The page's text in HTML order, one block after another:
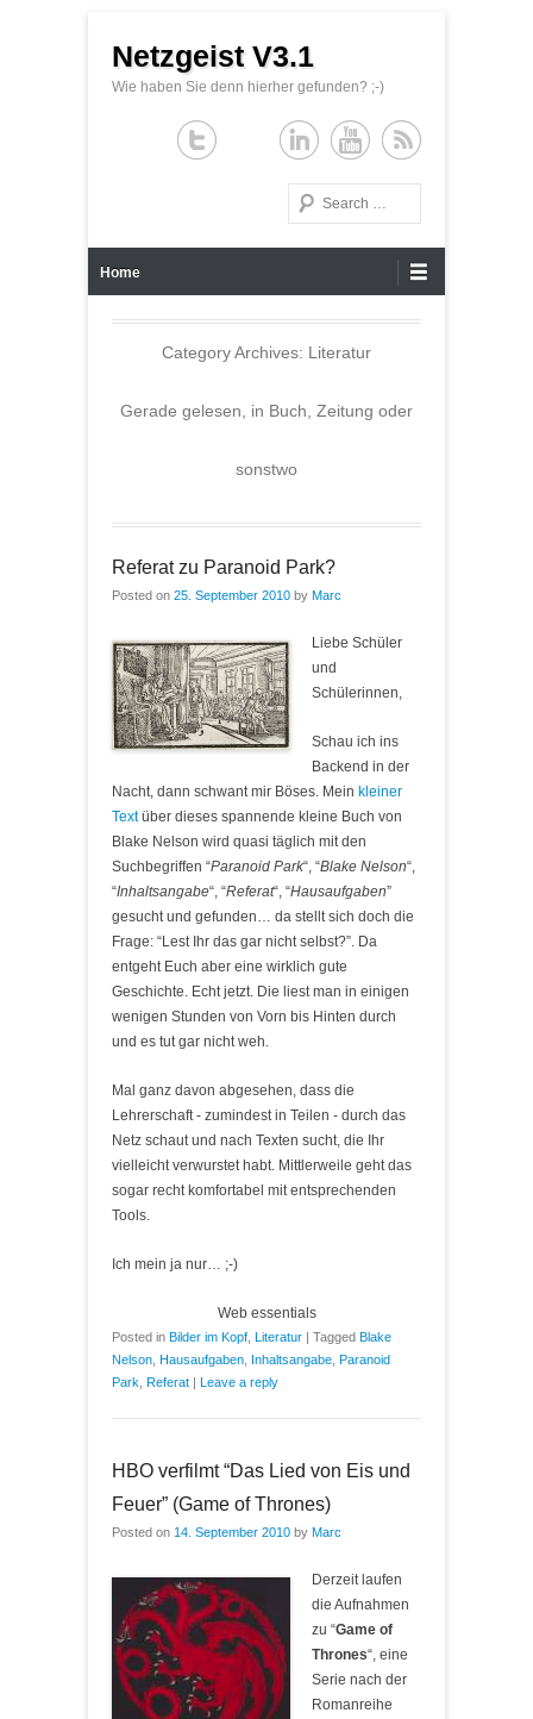
Netzgeist V3.1
Wie haben Sie denn hierher gefunden? ;-)
Search
Home
Category Archives: Literatur
Gerade gelesen, in Buch, Zeitung oder
sonstwo
Referat zu Paranoid Park?
Posted on 25. September 2010 by Marc
Liebe Schüler
und
Schülerinnen,
Schau ich ins
Backend in der
Nacht, dann schwant mir Böses. Mein kleiner
Textüber dieses spannende kleine Buch von
Blake Nelson wird quasi täglich mit den
Suchbegriffen “Paranoid Park“, “Blake Nelson“,
“Inhaltsangabe“, “Referat“, “Hausaufgaben”
gesucht und gefunden… da stellt sich doch die
Frage: “Lest Ihr das gar nicht selbst?”. Da
entgeht Euch aber eine wirklich gute
Geschichte. Echt jetzt. Die liest man in einigen
wenigen Stunden von Vorn bis Hinten durch
und es tut gar nicht weh.
Mal ganz davon abgesehen, dass die
Lehrerschaft - zumindest in Teilen - durch das
Netz schaut und nach Texten sucht, die Ihr
vielleicht verwurstet habt. Mittlerweile geht das
sogar recht komfortabel mit entsprechenden
Tools.
Ich mein ja nur… ;-)
Web essentials
Posted in Bilder im Kopf Literatur | Tagged Blake
Nelson Hausaufgaben Inhaltsangabe Paranoid
Park Referat | Leave a reply
HBO verfilmt “Das Lied von Eis und
Feuer” (Game of Thrones)
Posted on 14. September 2010 by Marc
Derzeit laufen
die Aufnahmen
zu “Game of
Thrones“, eine
Serie nach der
Romanreihe